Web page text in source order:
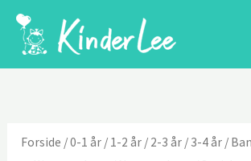
Forside /0-1 år / 1-2 år / 2-3 år / 3-4 år /